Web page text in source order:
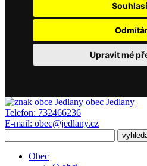
Upravit mé
obec Jedlany
Telefon: 732466236
E-mail: obec@jedlany.cz
Obec